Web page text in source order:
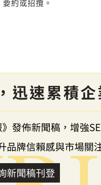
約或招攬。